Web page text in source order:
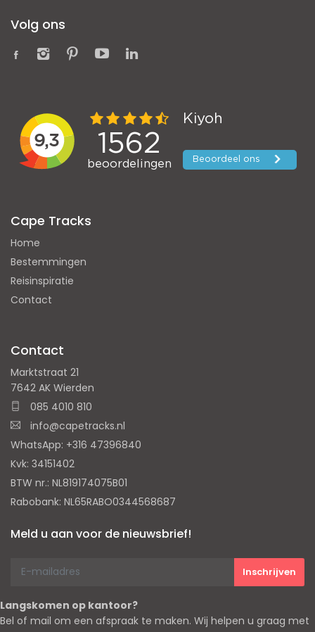
Volg ons
Cape Tracks
Home
Bestemmingen
Reisinspiratie
Contact
Contact
Marktstraat 21
7642 AK Wierden
085 4010 810
info@capetracks.nl
WhatsApp: +316 47396840
Kvk: 34151402
BTW nr.: NL819174075B01
Rabobank: NL65RABO0344568687
Meld u aan voor de nieuwsbrief!
Langskomen op kantoor?
Bel of mail om een afspraak te maken. Wij helpen u graag met